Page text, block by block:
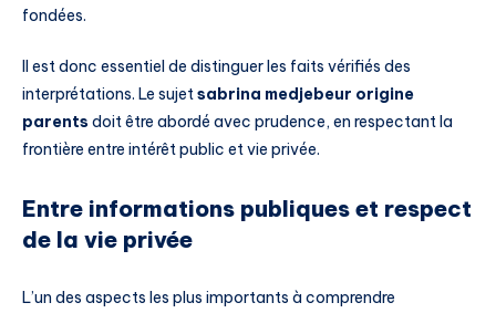
fondées.
Il est donc essentiel de distinguer les faits vérifiés des
interprétations. Le sujetsabrina medjebeur origine
parents doit être abordé avec prudence, en respectant la
frontière entre intérêt public et vie privée.
Entre informations publiques et respect
de la vie privée
L’un des aspects les plus importants à comprendre